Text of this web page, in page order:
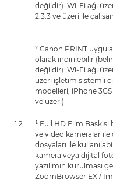
değildir). Wi-Fi ağı
2.3.3 ve üzeri ile
² Canon PRINT
olarak indirilebilir
değildir). Wi-Fi ağı
üzeri işletim sistemli
modelleri, iPhone
ve üzeri)
¹ Full HD Film
ve video kameralar
dosyaları ile
kamera veya dijital
yazılımın kurulması
ZoomBrowser EX /